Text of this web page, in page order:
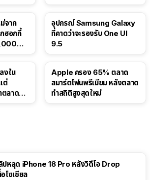
จาก
ฮอกกี้
อุปกรณ์ Samsung Galaxy
ที่คาดว่าจะรองรับ One UI
9.5
งใน
ต่
ลาด
Apple ครอง 65% ตลาด
สมาร์ตโฟนพรีเมียม หลังตลาด
ทำสถิติสูงสุดใหม่
หลุด iPhone 18 Pro หลังวิดีโอ Drop
โซเชียล